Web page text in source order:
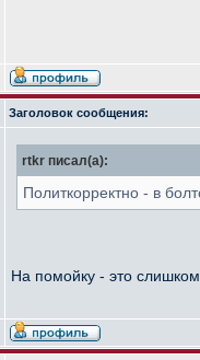
Заголовок сообщения:
rtkr писал(а):
Политкорректно - в
На помойку - это